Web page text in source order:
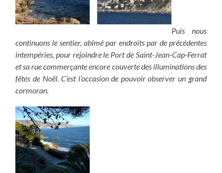
Puis nous
continuons le sentier, abîmé par endroits par de précédentes
intempéries, pour rejoindre le Port de Saint-Jean-Cap-Ferrat
et sa rue commerçante encore couverte des illuminations des
fêtes de Noël. C’est l’occasion de pouvoir observer un grand
cormoran.